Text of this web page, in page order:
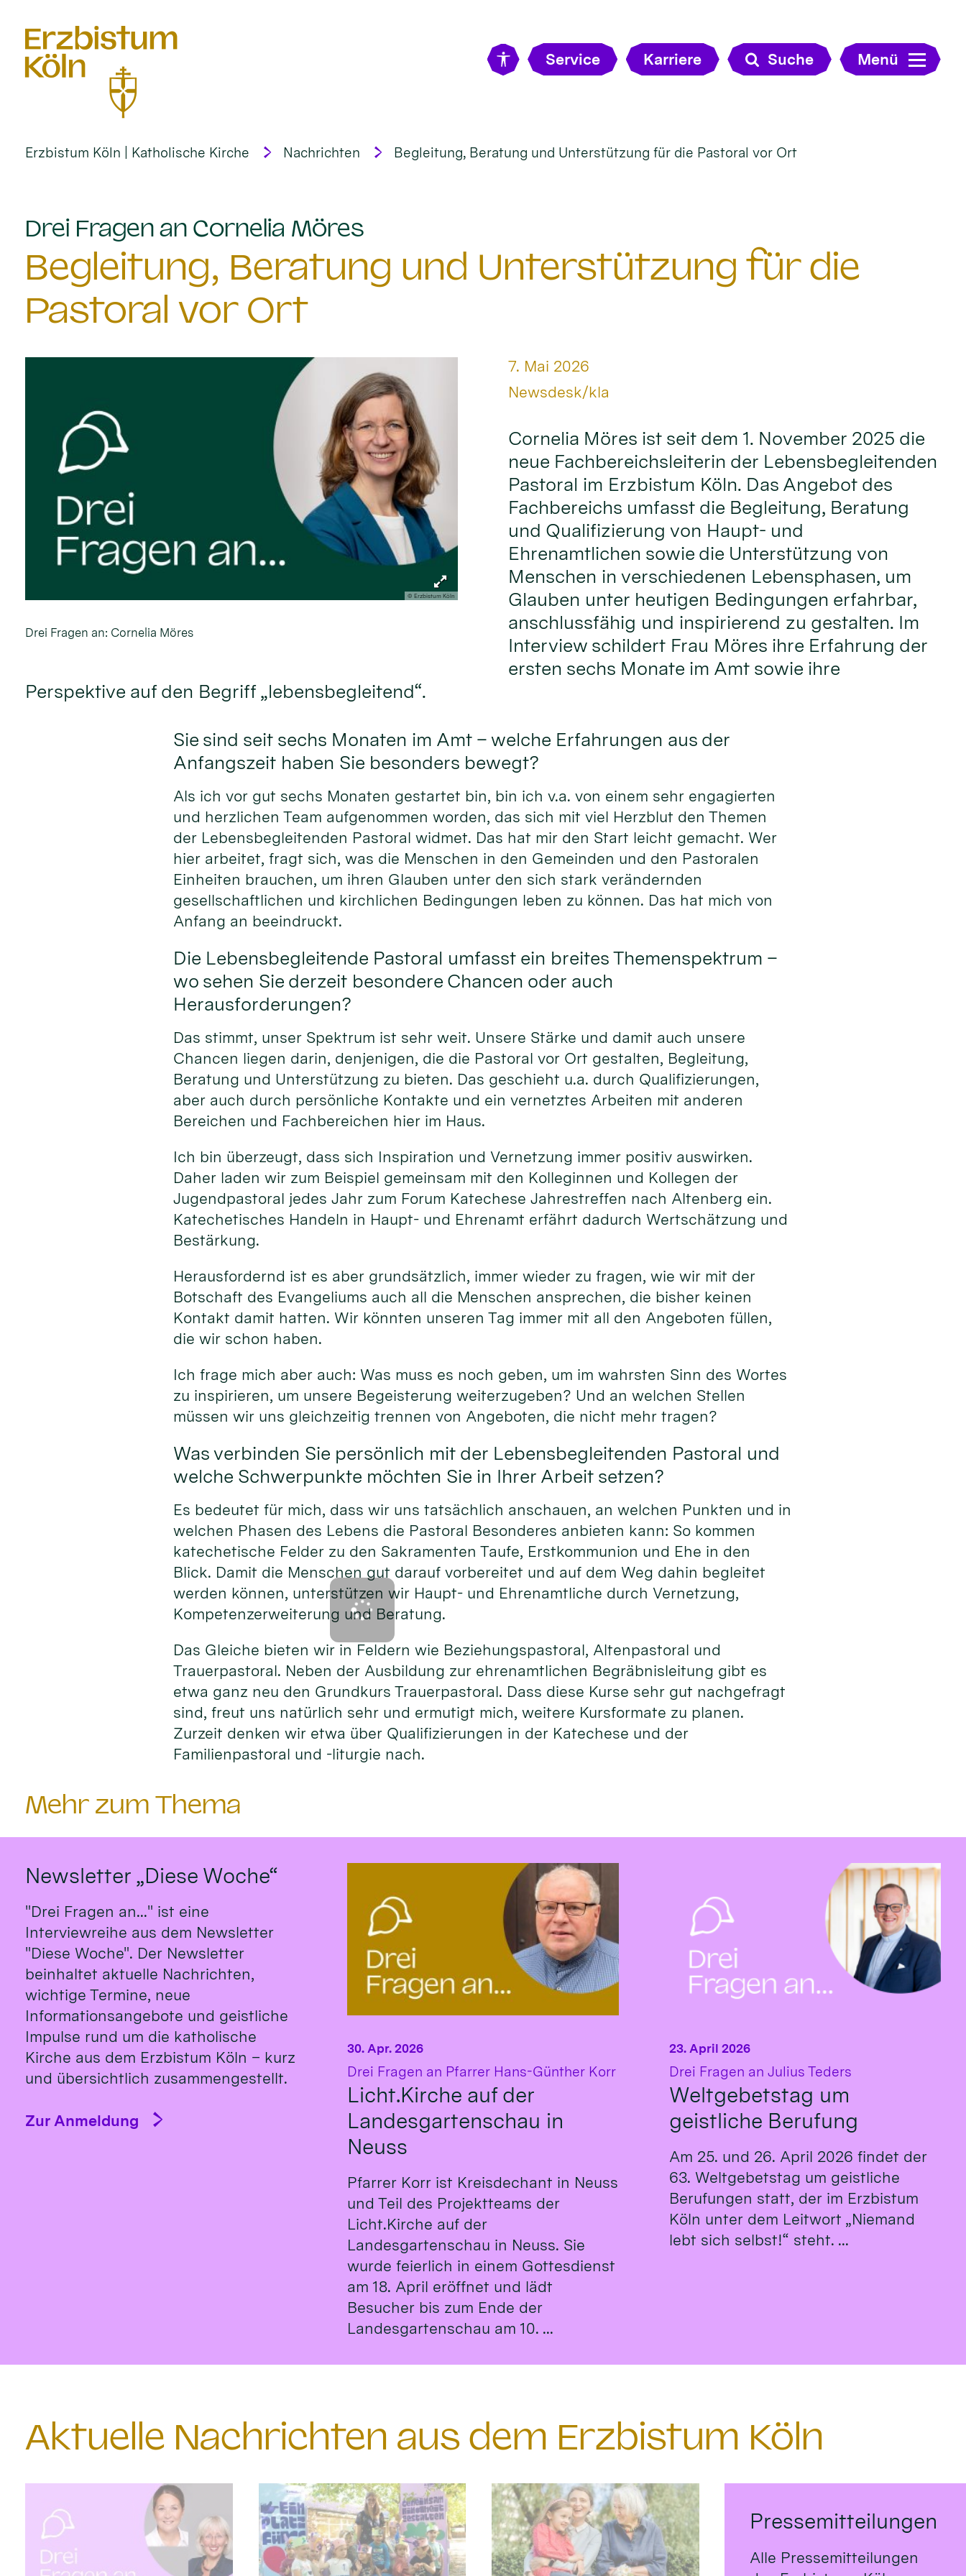
Service Karriere Suche Menü
Erzbistum Köln | Katholische Kirche Nachrichten Begleitung, Beratung und Unterstützung für die Pastoral vor Ort
Drei Fragen an Cornelia Möres
Begleitung, Beratung und Unterstützung für die
Pastoral vor Ort
© Erzbistum Köln
Drei Fragen an: Cornelia Möres
Datum:
7. Mai 2026
Von:
Newsdesk/kla
Cornelia Möres ist seit dem 1. November 2025 die
neue Fachbereichsleiterin der Lebensbegleitenden
Pastoral im Erzbistum Köln. Das Angebot des
Fachbereichs umfasst die Begleitung, Beratung
und Qualifizierung von Haupt- und
Ehrenamtlichen sowie die Unterstützung von
Menschen in verschiedenen Lebensphasen, um
Glauben unter heutigen Bedingungen erfahrbar,
anschlussfähig und inspirierend zu gestalten. Im
Interview schildert Frau Möres ihre Erfahrung der
ersten sechs Monate im Amt sowie ihre
Perspektive auf den Begriff „lebensbegleitend“.
Sie sind seit sechs Monaten im Amt – welche Erfahrungen aus der
Anfangszeit haben Sie besonders bewegt?
Als ich vor gut sechs Monaten gestartet bin, bin ich v.a. von einem sehr engagierten
und herzlichen Team aufgenommen worden, das sich mit viel Herzblut den Themen
der Lebensbegleitenden Pastoral widmet. Das hat mir den Start leicht gemacht. Wer
hier arbeitet, fragt sich, was die Menschen in den Gemeinden und den Pastoralen
Einheiten brauchen, um ihren Glauben unter den sich stark verändernden
gesellschaftlichen und kirchlichen Bedingungen leben zu können. Das hat mich von
Anfang an beeindruckt.
Die Lebensbegleitende Pastoral umfasst ein breites Themenspektrum –
wo sehen Sie derzeit besondere Chancen oder auch
Herausforderungen?
Das stimmt, unser Spektrum ist sehr weit. Unsere Stärke und damit auch unsere
Chancen liegen darin, denjenigen, die die Pastoral vor Ort gestalten, Begleitung,
Beratung und Unterstützung zu bieten. Das geschieht u.a. durch Qualifizierungen,
aber auch durch persönliche Kontakte und ein vernetztes Arbeiten mit anderen
Bereichen und Fachbereichen hier im Haus.
Ich bin überzeugt, dass sich Inspiration und Vernetzung immer positiv auswirken.
Daher laden wir zum Beispiel gemeinsam mit den Kolleginnen und Kollegen der
Jugendpastoral jedes Jahr zum Forum Katechese Jahrestreffen nach Altenberg ein.
Katechetisches Handeln in Haupt- und Ehrenamt erfährt dadurch Wertschätzung und
Bestärkung.
Herausfordernd ist es aber grundsätzlich, immer wieder zu fragen, wie wir mit der
Botschaft des Evangeliums auch all die Menschen ansprechen, die bisher keinen
Kontakt damit hatten. Wir könnten unseren Tag immer mit all den Angeboten füllen,
die wir schon haben.
Ich frage mich aber auch: Was muss es noch geben, um im wahrsten Sinn des Wortes
zu inspirieren, um unsere Begeisterung weiterzugeben? Und an welchen Stellen
müssen wir uns gleichzeitig trennen von Angeboten, die nicht mehr tragen?
Was verbinden Sie persönlich mit der Lebensbegleitenden Pastoral und
welche Schwerpunkte möchten Sie in Ihrer Arbeit setzen?
Es bedeutet für mich, dass wir uns tatsächlich anschauen, an welchen Punkten und in
welchen Phasen des Lebens die Pastoral Besonderes anbieten kann: So kommen
katechetische Felder zu den Sakramenten Taufe, Erstkommunion und Ehe in den
Blick. Damit die Menschen gut darauf vorbereitet und auf dem Weg dahin begleitet
werden können, unterstützen wir Haupt- und Ehrenamtliche durch Vernetzung,
Kompetenzerweiterung und Beratung.
Das Gleiche bieten wir in Feldern wie Beziehungspastoral, Altenpastoral und
Trauerpastoral. Neben der Ausbildung zur ehrenamtlichen Begräbnisleitung gibt es
etwa ganz neu den Grundkurs Trauerpastoral. Dass diese Kurse sehr gut nachgefragt
sind, freut uns natürlich sehr und ermutigt mich, weitere Kursformate zu planen.
Zurzeit denken wir etwa über Qualifizierungen in der Katechese und der
Familienpastoral und -liturgie nach.
Mehr zum Thema
Newsletter „Diese Woche“
"Drei Fragen an..." ist eine
Interviewreihe aus dem Newsletter
"Diese Woche". Der Newsletter
beinhaltet aktuelle Nachrichten,
wichtige Termine, neue
Informationsangebote und geistliche
Impulse rund um die katholische
Kirche aus dem Erzbistum Köln – kurz
und übersichtlich zusammengestellt.
Zur Anmeldung
Drei Fragen an Pfarrer Hans-Günther Korr:
Licht.Kirche auf der
Landesgartenschau in
Neuss
30. Apr. 2026
Pfarrer Korr ist Kreisdechant in Neuss
und Teil des Projektteams der
Licht.Kirche auf der
Landesgartenschau in Neuss. Sie
wurde feierlich in einem Gottesdienst
am 18. April eröffnet und lädt
Besucher bis zum Ende der
Landesgartenschau am 10. ...
Drei Fragen an Julius Teders
Weltgebetstag um
geistliche Berufung
23. April 2026
Am 25. und 26. April 2026 findet der
63. Weltgebetstag um geistliche
Berufungen statt, der im Erzbistum
Köln unter dem Leitwort „Niemand
lebt sich selbst!“ steht. ...
Aktuelle Nachrichten aus dem Erzbistum Köln
Pressemitteilungen
Alle Pressemitteilungen